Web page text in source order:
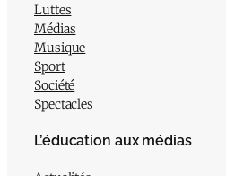
Luttes
Médias
Musique
Sport
Société
Spectacles
L’éducation aux médias